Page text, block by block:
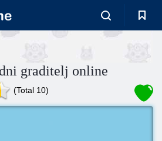
graditelj online
(Total 10)